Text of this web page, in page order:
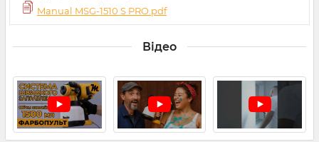
Manual MSG-1510 S PRO.pdf
Відео